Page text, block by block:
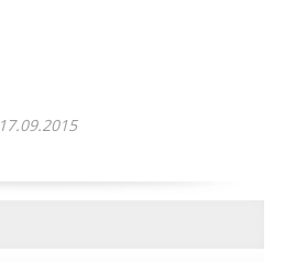
17.09.2015